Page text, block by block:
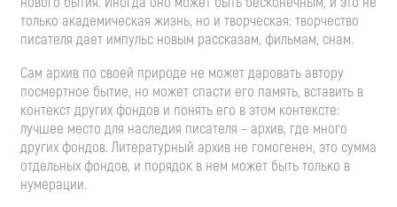
только академическая жизнь, но и творческая: творчество
писателя дает импульс новым рассказам, фильмам, снам.
Сам архив по своей природе не может даровать автору
посмертное бытие, но может спасти его память, вставить в
контекст других фондов и понять его в этом контексте:
лучшее место для наследия писателя – архив, где много
других фондов. Литературный архив не гомогенен, это сумма
отдельных фондов, и порядок в нем может быть только в
нумерации.